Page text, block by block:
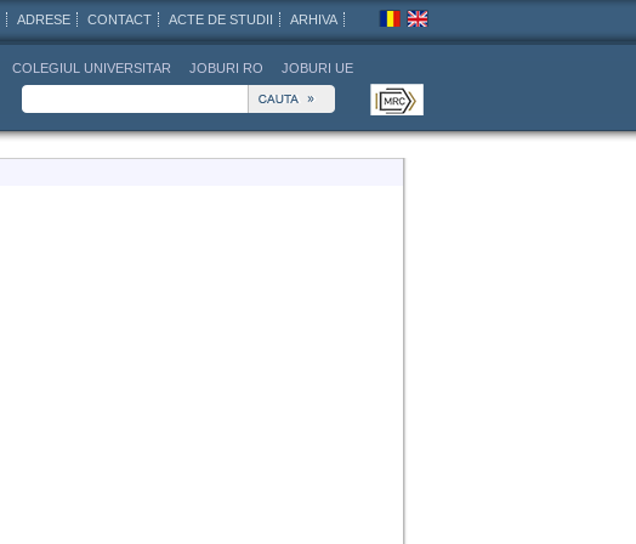
ADRESE CONTACT ACTE DE STUDII ARHIVA
COLEGIUL UNIVERSITAR JOBURI RO JOBURI UE